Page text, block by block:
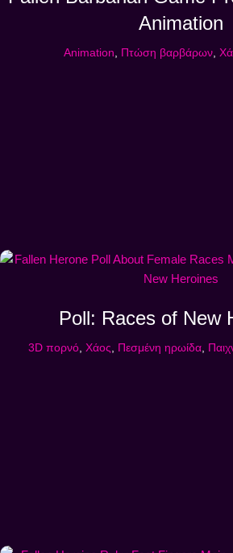
Animation
Animation Πτώση βαρβάρων
Poll: Races of New
3D πορνό, Χάος, Πεσμένη ηρωίδα,